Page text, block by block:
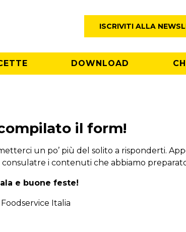
ISCRIVITI ALLA
DOWNLOAD
il form!
un po’ più del solito a risponderti.
i contenuti che abbiamo
e buone feste!
Italia